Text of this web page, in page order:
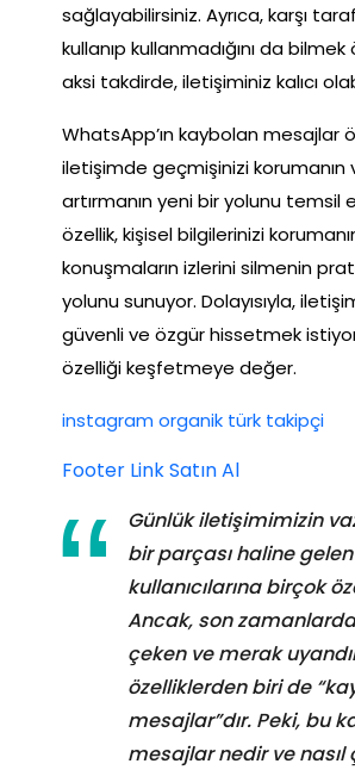
sağlayabilirsiniz. Ayrıca, karşı
kullanıp kullanmadığını da
aksi takdirde, iletişiminiz kalıcı
WhatsApp’ın kaybolan mesajlar
iletişimde geçmişinizi korumanın
artırmanın yeni bir yolunu temsil
özellik, kişisel bilgilerinizi
konuşmaların izlerini silmenin
yolunu sunuyor. Dolayısıyla,
güvenli ve özgür hissetmek
özelliği keşfetmeye değer.
instagram organik türk takipçi
Footer Link Satın Al
Günlük iletişimimizin
bir parçası haline
kullanıcılarına birçok
Ancak, son
çeken ve merak
özelliklerden biri de
mesajlar”dır. Peki, bu
mesajlar nedir ve nasıl